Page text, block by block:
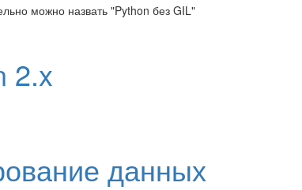
можно назвать "Python без GIL"
2.x
данных